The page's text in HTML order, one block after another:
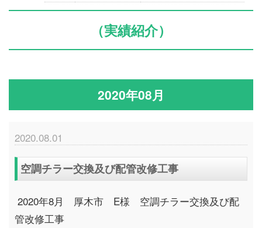
（実績紹介）
2020年08月
2020.08.01
空調チラー交換及び配管改修工事
2020年8月 厚木市 E様 空調チラー交換及び配
管改修工事